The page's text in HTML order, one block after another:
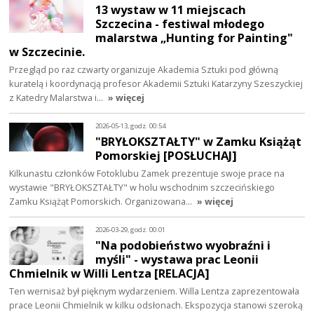
13 wystaw w 11 miejscach
Szczecina - festiwal młodego
malarstwa „Hunting for Painting"
w Szczecinie.
Przegląd po raz czwarty organizuje Akademia Sztuki pod główną
kuratelą i koordynacją profesor Akademii Sztuki Katarzyny Szeszyckiej
z Katedry Malarstwa i… » więcej
2026-05-13, godz. 00:54
"BRYŁOKSZTAŁTY" w Zamku Książąt
Pomorskiej [POSŁUCHAJ]
Kilkunastu członków Fotoklubu Zamek prezentuje swoje prace na
wystawie "BRYŁOKSZTAŁTY" w holu wschodnim szczecińskiego
Zamku Książąt Pomorskich. Organizowana… » więcej
2026-03-29, godz. 00:01
"Na podobieństwo wyobraźni i
myśli" - wystawa prac Leonii
Chmielnik w Willi Lentza [RELACJA]
Ten wernisaż był pięknym wydarzeniem. Willa Lentza zaprezentowała
prace Leonii Chmielnik w kilku odsłonach. Ekspozycja stanowi szeroką